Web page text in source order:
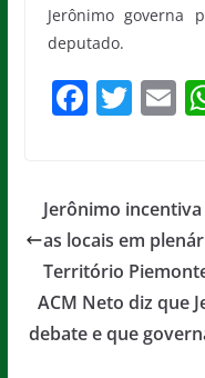
Jerônimo governa
deputado.
F
e
b
o
o
k
T
er
E
l
Jerônimo
as locais em
Território
ACM Neto diz que
debate e que